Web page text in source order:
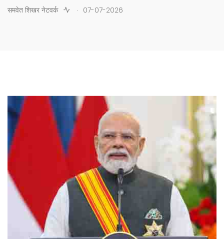
समवेत शिखर नेटवर्क . 07-07-2026